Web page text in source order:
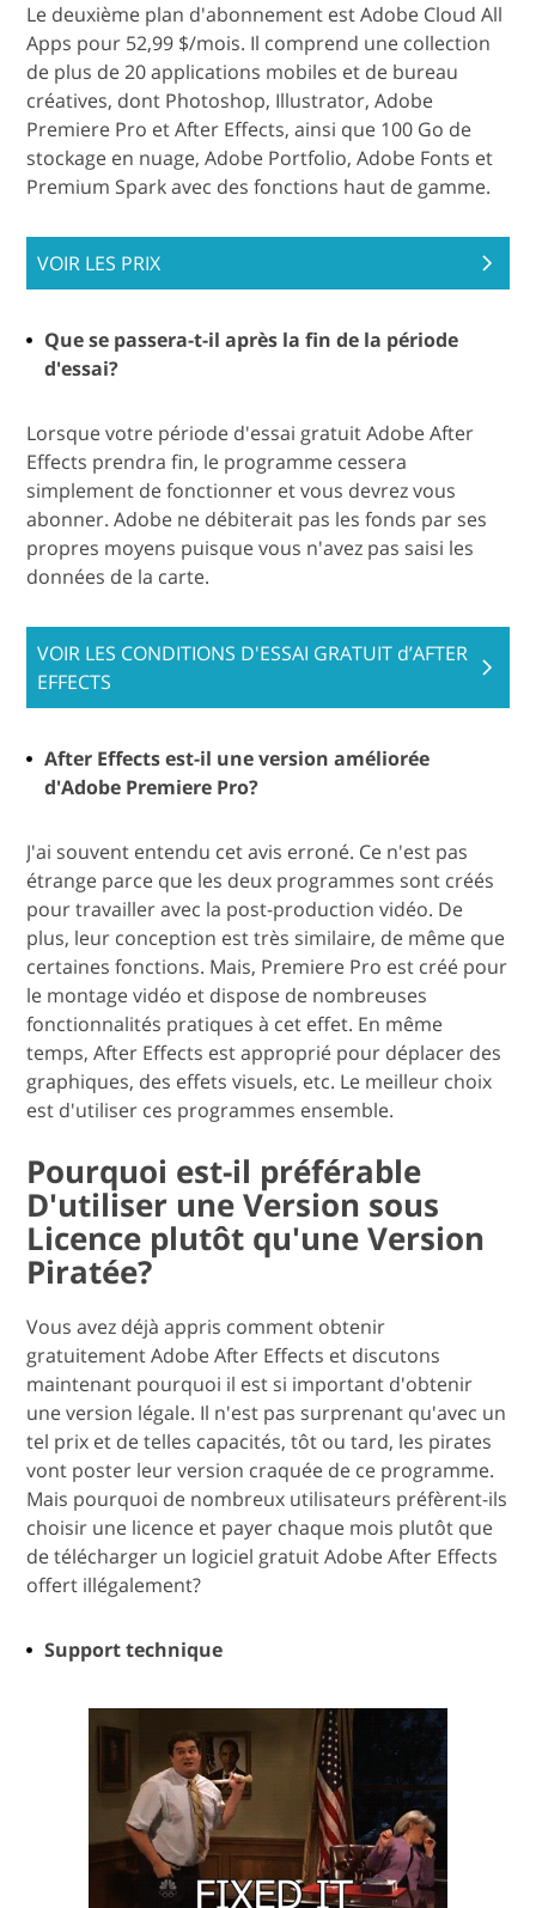
Le deuxième plan d'abonnement est Adobe Cloud All
Apps pour 52,99 $/mois. Il comprend une collection
de plus de 20 applications mobiles et de bureau
créatives, dont Photoshop, Illustrator, Adobe
Premiere Pro et After Effects, ainsi que 100 Go de
stockage en nuage, Adobe Portfolio, Adobe Fonts et
Premium Spark avec des fonctions haut de gamme.
VOIR LES PRIX
Que se passera-t-il après la fin de la période
d'essai?
Lorsque votre période d'essai gratuit Adobe After
Effects prendra fin, le programme cessera
simplement de fonctionner et vous devrez vous
abonner. Adobe ne débiterait pas les fonds par ses
propres moyens puisque vous n'avez pas saisi les
données de la carte.
VOIR LES CONDITIONS D'ESSAI GRATUIT d’AFTER
EFFECTS
After Effects est-il une version améliorée
d'Adobe Premiere Pro?
J'ai souvent entendu cet avis erroné. Ce n'est pas
étrange parce que les deux programmes sont créés
pour travailler avec la post-production vidéo. De
plus, leur conception est très similaire, de même que
certaines fonctions. Mais, Premiere Pro est créé pour
le montage vidéo et dispose de nombreuses
fonctionnalités pratiques à cet effet. En même
temps, After Effects est approprié pour déplacer des
graphiques, des effets visuels, etc. Le meilleur choix
est d'utiliser ces programmes ensemble.
Pourquoi est-il préférable
D'utiliser une Version sous
Licence plutôt qu'une Version
Piratée?
Vous avez déjà appris comment obtenir
gratuitement Adobe After Effects et discutons
maintenant pourquoi il est si important d'obtenir
une version légale. Il n'est pas surprenant qu'avec un
tel prix et de telles capacités, tôt ou tard, les pirates
vont poster leur version craquée de ce programme.
Mais pourquoi de nombreux utilisateurs préfèrent-ils
choisir une licence et payer chaque mois plutôt que
de télécharger un logiciel gratuit Adobe After Effects
offert illégalement?
Support technique